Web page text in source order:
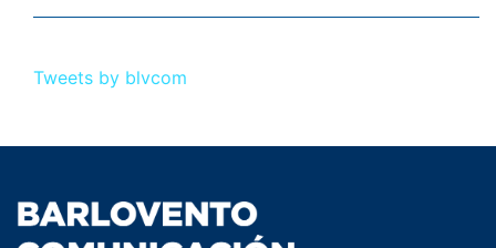
Tweets by blvcom